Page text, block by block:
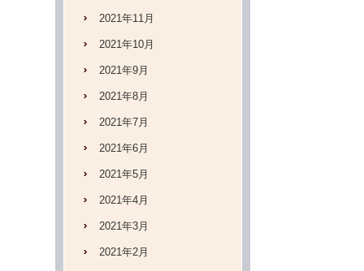
2021年11月
2021年10月
2021年9月
2021年8月
2021年7月
2021年6月
2021年5月
2021年4月
2021年3月
2021年2月